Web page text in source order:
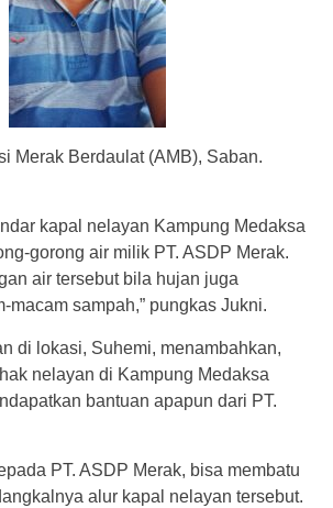
Merak Berdaulat (AMB), Saban.
kapal nelayan Kampung Medaksa
gorong air milik PT. ASDP Merak.
air tersebut bila hujan juga
macam sampah,” pungkas Jukni.
di lokasi, Suhemi, menambahkan,
nelayan di Kampung Medaksa
bantuan apapun dari PT.
PT. ASDP Merak, bisa membatu
alur kapal nelayan tersebut.